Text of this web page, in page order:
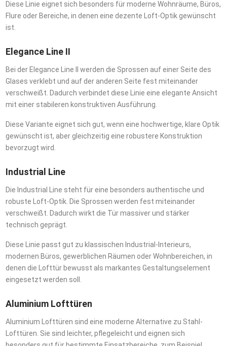
Diese Linie eignet sich besonders für moderne Wohnräume, Büros,
Flure oder Bereiche, in denen eine dezente Loft-Optik gewünscht
ist.
Elegance Line II
Bei der Elegance Line II werden die Sprossen auf einer Seite des
Glases verklebt und auf der anderen Seite fest miteinander
verschweißt. Dadurch verbindet diese Linie eine elegante Ansicht
mit einer stabileren konstruktiven Ausführung.
Diese Variante eignet sich gut, wenn eine hochwertige, klare Optik
gewünscht ist, aber gleichzeitig eine robustere Konstruktion
bevorzugt wird.
Industrial Line
Die Industrial Line steht für eine besonders authentische und
robuste Loft-Optik. Die Sprossen werden fest miteinander
verschweißt. Dadurch wirkt die Tür massiver und stärker
technisch geprägt.
Diese Linie passt gut zu klassischen Industrial-Interieurs,
modernen Büros, gewerblichen Räumen oder Wohnbereichen, in
denen die Lofttür bewusst als markantes Gestaltungselement
eingesetzt werden soll.
Aluminium Lofttüren
Aluminium Lofttüren sind eine moderne Alternative zu Stahl-
Lofttüren. Sie sind leichter, pflegeleicht und eignen sich